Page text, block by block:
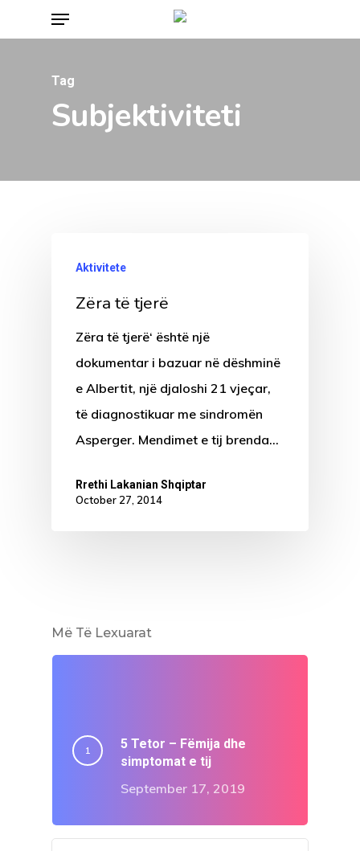
to
Menu
Tag
Subjektiviteti
Aktivitete
Zëra të tjerë
Zëra të tjerë‘ është një
dokumentar i bazuar në dëshminë
e Albertit, një djaloshi 21 vjeçar,
të diagnostikuar me sindromën
Asperger. Mendimet e tij brenda…
Rrethi Lakanian Shqiptar
October 27, 2014
Më Të Lexuarat
5 Tetor – Fëmija dhe
simptomat e tij
September 17, 2019